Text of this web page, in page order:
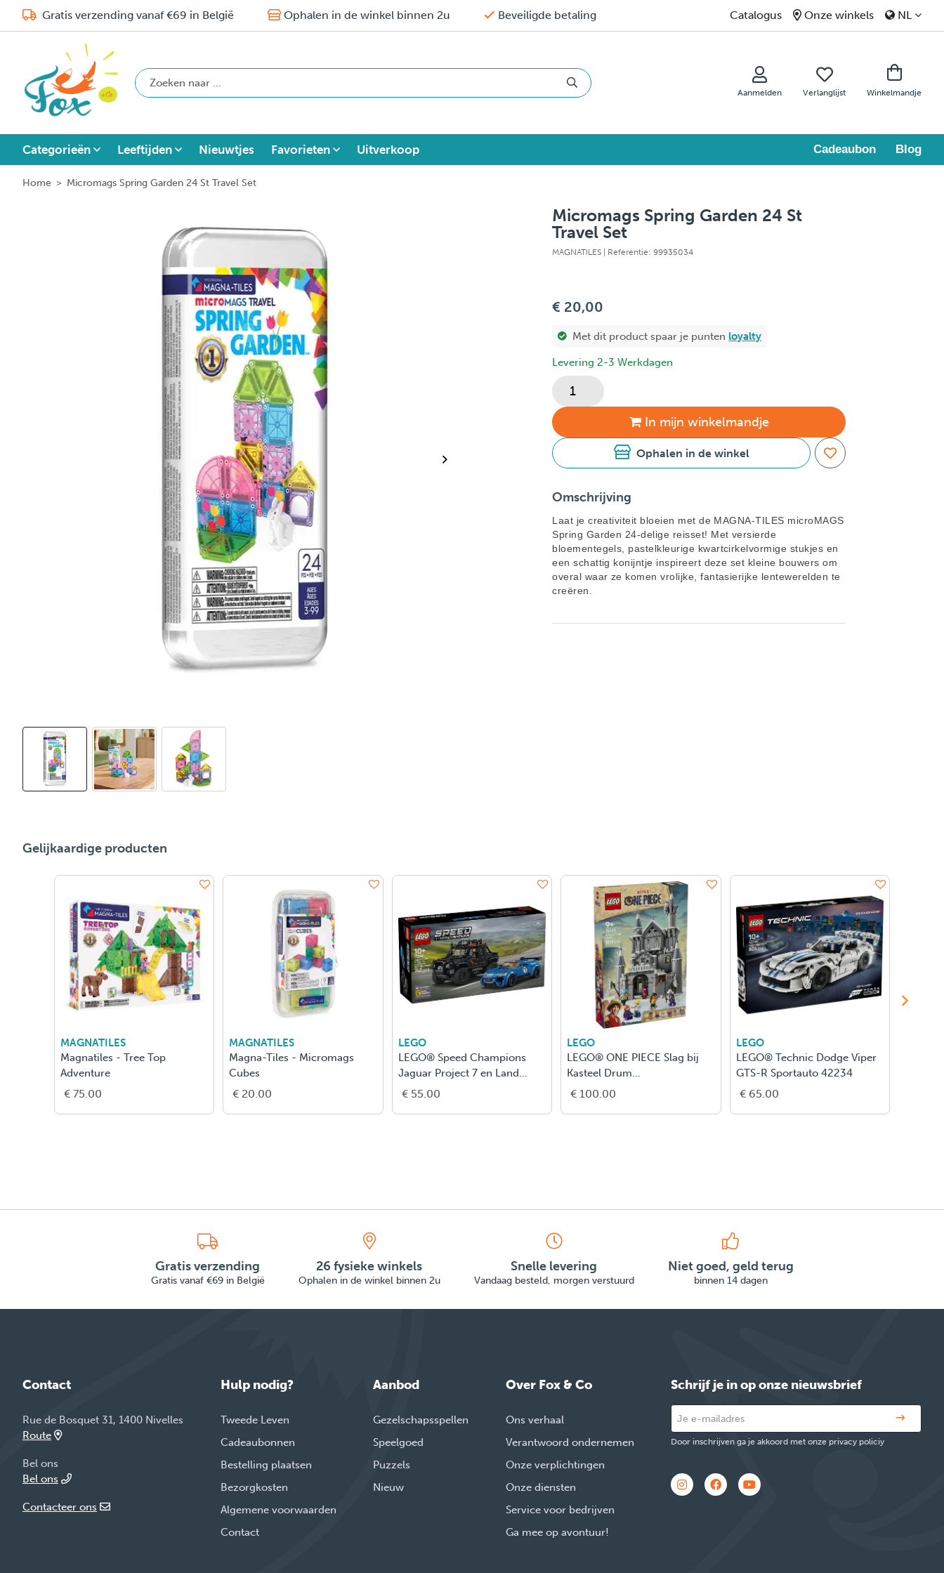
Gratis verzending vanaf €69 in België Ophalen in de winkel binnen 2u Beveiligde betaling Catalogus Onze winkels NL
Aanmelden Verlanglijst Winkelmandje
Categorieën Leeftijden Nieuwtjes Favorieten Uitverkoop Cadeaubon Blog
Home > Micromags Spring Garden 24 St Travel Set
Micromags Spring Garden 24 St
Travel Set
MAGNATILES | Referentie: 99935034
€ 20,00
Met dit product spaar je punten loyalty
Levering 2-3 Werkdagen
In mijn winkelmandje
Ophalen in de winkel
Omschrijving
Laat je creativiteit bloeien met de MAGNA-TILES microMAGS
Spring Garden 24-delige reisset! Met versierde
bloementegels, pastelkleurige kwartcirkelvormige stukjes en
een schattig konijntje inspireert deze set kleine bouwers om
overal waar ze komen vrolijke, fantasierijke lentewerelden te
creëren.
Gelijkaardige producten
MAGNATILES
Magnatiles - Tree Top
Adventure
€ 75.00
MAGNATILES
Magna-Tiles - Micromags
Cubes
€ 20.00
LEGO
LEGO® Speed Champions
Jaguar Project 7 en Land
Rover Defender 77264
€ 55.00
LEGO
LEGO® ONE PIECE Slag bij
Kasteel Drum
Fantasiespeelgoed 75645
€ 100.00
LEGO
LEGO® Technic Dodge Viper
GTS-R Sportauto 42234
€ 65.00
Gratis verzending
Gratis vanaf €69 in België
26 fysieke winkels
Ophalen in de winkel binnen 2u
Snelle levering
Vandaag besteld, morgen verstuurd
Niet goed, geld terug
binnen 14 dagen
Contact
Rue de Bosquet 31, 1400 Nivelles
Route
Bel ons
Bel ons
Contacteer ons
Hulp nodig?
Tweede Leven
Cadeaubonnen
Bestelling plaatsen
Bezorgkosten
Algemene voorwaarden
Contact
Aanbod
Gezelschapsspellen
Speelgoed
Puzzels
Nieuw
Over Fox & Co
Ons verhaal
Verantwoord ondernemen
Onze verplichtingen
Onze diensten
Service voor bedrijven
Ga mee op avontuur!
Schrijf je in op onze nieuwsbrief
Door inschrijven ga je akkoord met onze privacy policiy